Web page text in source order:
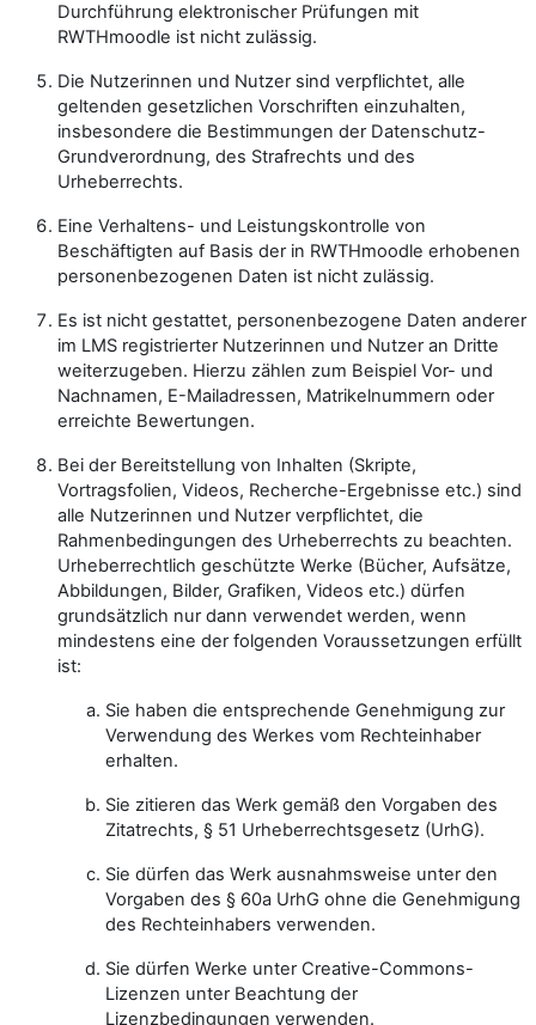
Durchführung elektronischer Prüfungen mit
RWTHmoodle ist nicht zulässig.
Die Nutzerinnen und Nutzer sind verpflichtet, alle
geltenden gesetzlichen Vorschriften einzuhalten,
insbesondere die Bestimmungen der Datenschutz-
Grundverordnung, des Strafrechts und des
Urheberrechts.
Eine Verhaltens- und Leistungskontrolle von
Beschäftigten auf Basis der in RWTHmoodle erhobenen
personenbezogenen Daten ist nicht zulässig.
Es ist nicht gestattet, personenbezogene Daten anderer
im LMS registrierter Nutzerinnen und Nutzer an Dritte
weiterzugeben. Hierzu zählen zum Beispiel Vor- und
Nachnamen, E-Mailadressen, Matrikelnummern oder
erreichte Bewertungen.
Bei der Bereitstellung von Inhalten (Skripte,
Vortragsfolien, Videos, Recherche-Ergebnisse etc.) sind
alle Nutzerinnen und Nutzer verpflichtet, die
Rahmenbedingungen des Urheberrechts zu beachten.
Urheberrechtlich geschützte Werke (Bücher, Aufsätze,
Abbildungen, Bilder, Grafiken, Videos etc.) dürfen
grundsätzlich nur dann verwendet werden, wenn
mindestens eine der folgenden Voraussetzungen erfüllt
ist:
Sie haben die entsprechende Genehmigung zur
Verwendung des Werkes vom Rechteinhaber
erhalten.
Sie zitieren das Werk gemäß den Vorgaben des
Zitatrechts, § 51 Urheberrechtsgesetz (UrhG).
Sie dürfen das Werk ausnahmsweise unter den
Vorgaben des § 60a UrhG ohne die Genehmigung
des Rechteinhabers verwenden.
Sie dürfen Werke unter Creative-Commons-
Lizenzen unter Beachtung der
Lizenzbedingungen verwenden.